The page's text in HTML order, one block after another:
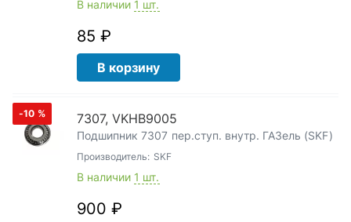
В наличии 1 шт.
85 ₽
В корзину
-10 % 7307, VKHB9005
Подшипник 7307 пер.ступ. внутр. ГАЗель (SKF)
Производитель: SKF
В наличии 1 шт.
900 ₽